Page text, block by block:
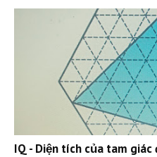
IQ - Diện tích của tam